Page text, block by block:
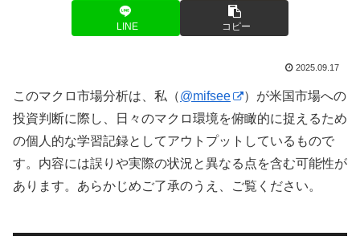
LINE コピー
2025.09.17
このマクロ市場分析は、私（@mifsee
）が米国市場への
投資判断に際し、日々のマクロ環境を俯瞰的に捉えるため
の個人的な学習記録としてアウトプットしているもので
す。内容には誤りや実際の状況と異なる点を含む可能性が
あります。あらかじめご了承のうえ、ご覧ください。